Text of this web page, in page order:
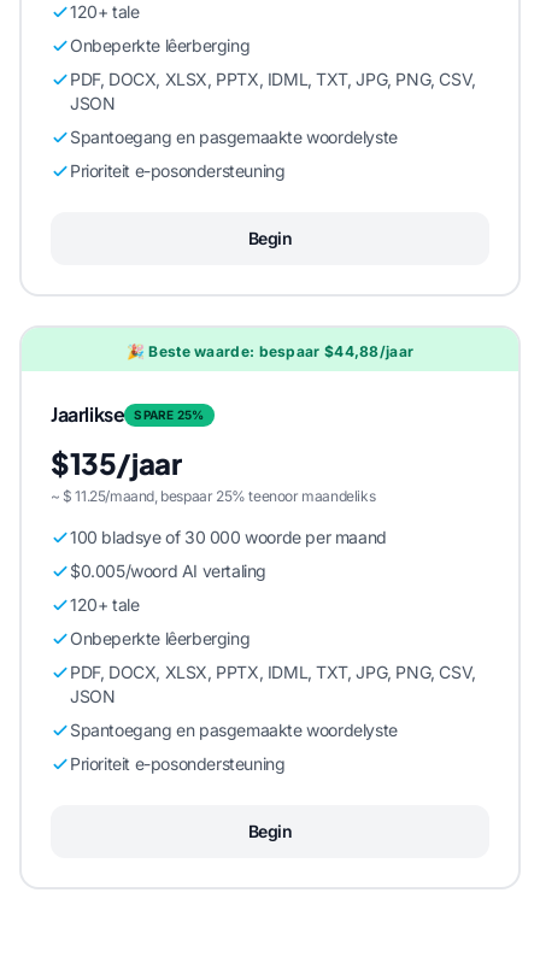
120+ tale
Onbeperkte lêerberging
PDF, DOCX, XLSX, PPTX, IDML, TXT, JPG, PNG, CSV,
JSON
Spantoegang en pasgemaakte woordelyste
Prioriteit e-posondersteuning
Begin
🎉 Beste waarde: bespaar $44,88/jaar
Jaarlikse SPARE 25%
$135/jaar
~ $ 11.25/maand, bespaar 25% teenoor maandeliks
100 bladsye of 30 000 woorde per maand
$0.005/woord AI vertaling
120+ tale
Onbeperkte lêerberging
PDF, DOCX, XLSX, PPTX, IDML, TXT, JPG, PNG, CSV,
JSON
Spantoegang en pasgemaakte woordelyste
Prioriteit e-posondersteuning
Begin